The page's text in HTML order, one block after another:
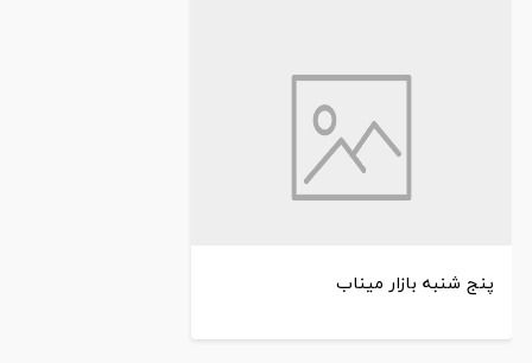
پنج‌ شنبه بازار میناب